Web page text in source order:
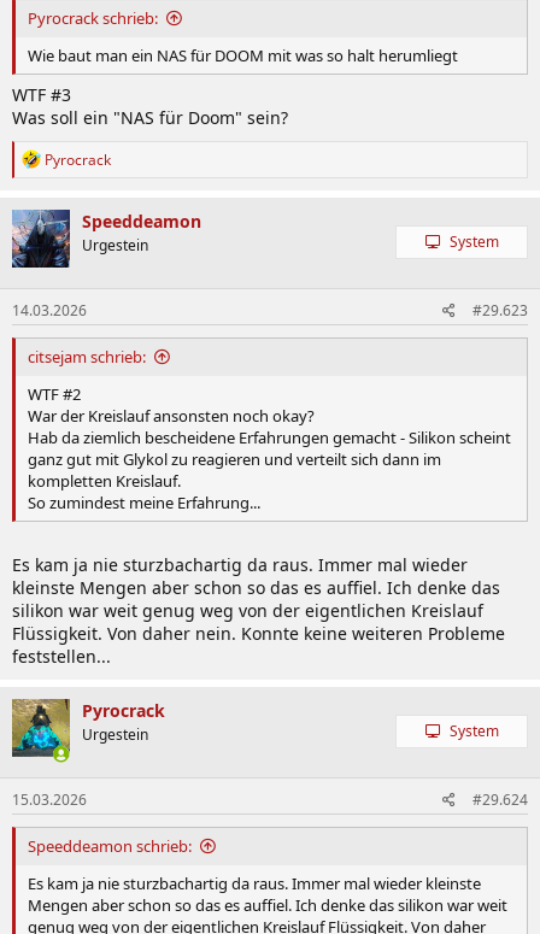
Pyrocrack schrieb:
Wie baut man ein NAS für DOOM mit was so halt herumliegt
WTF #3
Was soll ein "NAS für Doom" sein?
R
k
t
i
o
n
e
n
:
Pyrocrack
Speeddeamon
Urgestein System
14.03.2026 #29.623
citsejam schrieb:
WTF #2
War der Kreislauf ansonsten noch okay?
Hab da ziemlich bescheidene Erfahrungen gemacht - Silikon scheint
ganz gut mit Glykol zu reagieren und verteilt sich dann im
kompletten Kreislauf.
So zumindest meine Erfahrung...
Es kam ja nie sturzbachartig da raus. Immer mal wieder
kleinste Mengen aber schon so das es auffiel. Ich denke das
silikon war weit genug weg von der eigentlichen Kreislauf
Flüssigkeit. Von daher nein. Konnte keine weiteren Probleme
feststellen...
Pyrocrack
Urgestein System
15.03.2026 #29.624
Speeddeamon schrieb:
Es kam ja nie sturzbachartig da raus. Immer mal wieder kleinste
Mengen aber schon so das es auffiel. Ich denke das silikon war weit
genug weg von der eigentlichen Kreislauf Flüssigkeit. Von daher